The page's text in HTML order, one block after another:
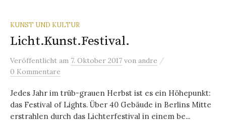
KUNST UND KULTUR
Licht.Kunst.Festival.
Veröffentlicht am 7. Oktober 2017 von andre /
0 Kommentare
Jedes Jahr im trüb-grauen Herbst ist es ein Höhepunkt:
das Festival of Lights. Über 40 Gebäude in Berlins Mitte
erstrahlen durch das Lichterfestival in einem be...